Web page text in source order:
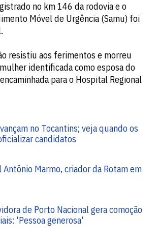
no km 146 da rodovia e o
Móvel de Urgência (Samu) foi
resistiu aos ferimentos e morreu
identificada como esposa do
para o Hospital Regional
no Tocantins; veja quando os
candidatos
Antônio Marmo, criador da Rotam em
de Porto Nacional gera comoção
'Pessoa generosa'